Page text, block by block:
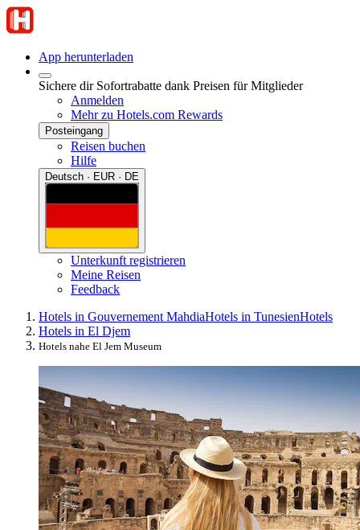
App herunterladen
Sichere dir Sofortrabatte dank Preisen für Mitglieder
Anmelden
Mehr zu Hotels.com Rewards
Posteingang
Reisen buchen
Hilfe
Deutsch · EUR · DE
Unterkunft registrieren
Meine Reisen
Feedback
Hotels in Gouvernement MahdiaHotels in TunesienHotels
Hotels in El Djem
Hotels nahe El Jem Museum